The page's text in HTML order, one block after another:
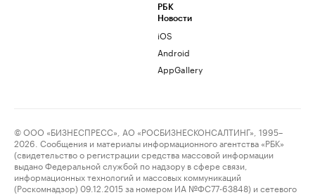
РБК
Новости
iOS
Android
AppGallery
© ООО «БИЗНЕСПРЕСС», АО «РОСБИЗНЕСКОНСАЛТИНГ», 1995–
2026. Сообщения и материалы информационного агентства «РБК»
(свидетельство о регистрации средства массовой информации
выдано Федеральной службой по надзору в сфере связи,
информационных технологий и массовых коммуникаций
(Роскомнадзор) 09.12.2015 за номером ИА №ФС77-63848) и сетевого